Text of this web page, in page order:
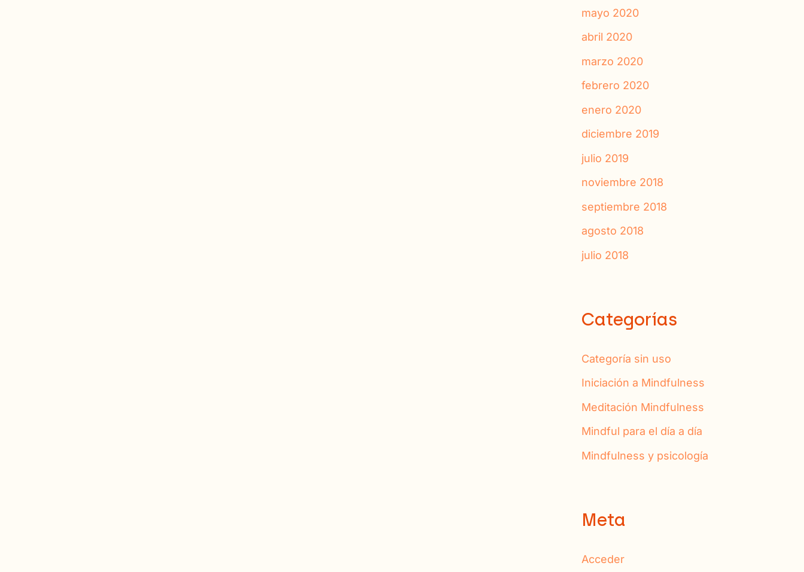
mayo 2020
abril 2020
marzo 2020
febrero 2020
enero 2020
diciembre 2019
julio 2019
noviembre 2018
septiembre 2018
agosto 2018
julio 2018
Categorías
Categoría sin uso
Iniciación a Mindfulness
Meditación Mindfulness
Mindful para el día a día
Mindfulness y psicología
Meta
Acceder